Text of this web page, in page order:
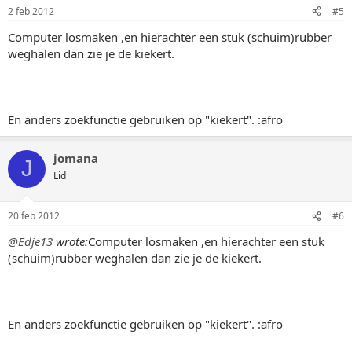
2 feb 2012 #5
Computer losmaken ,en hierachter een stuk (schuim)rubber
weghalen dan zie je de kiekert.
En anders zoekfunctie gebruiken op "kiekert". :afro
J jomana
Lid
20 feb 2012 #6
@Edje13 wrote:Computer losmaken ,en hierachter een stuk
(schuim)rubber weghalen dan zie je de kiekert.
En anders zoekfunctie gebruiken op "kiekert". :afro